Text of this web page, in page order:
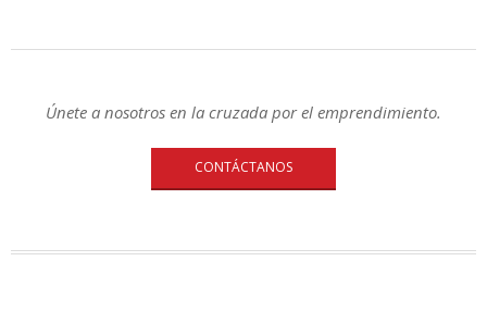
Únete a nosotros en la cruzada por el emprendimiento.
CONTÁCTANOS